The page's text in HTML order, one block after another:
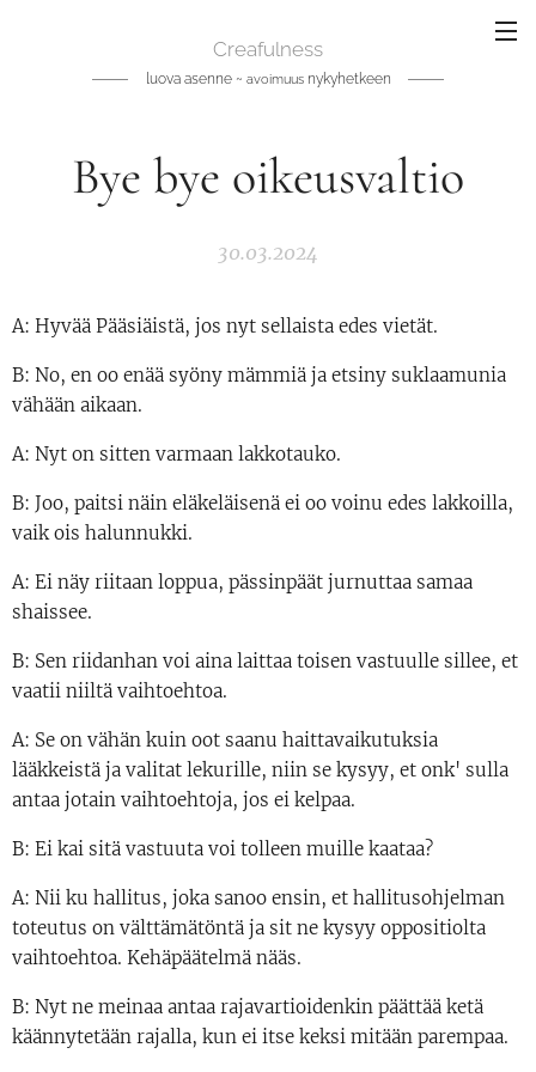
Creafulness
luova asenne ~ avoimuusnykyhetkeen
Bye bye oikeusvaltio
30.03.2024
A: Hyvää Pääsiäistä, jos nyt sellaista edes vietät.
B: No, en oo enää syöny mämmiä ja etsiny suklaamunia
vähään aikaan.
A: Nyt on sitten varmaan lakkotauko.
B: Joo, paitsi näin eläkeläisenä ei oo voinu edes lakkoilla,
vaik ois halunnukki.
A: Ei näy riitaan loppua, pässinpäät jurnuttaa samaa
shaissee.
B: Sen riidanhan voi aina laittaa toisen vastuulle sillee, et
vaatii niiltä vaihtoehtoa.
A: Se on vähän kuin oot saanu haittavaikutuksia
lääkkeistä ja valitat lekurille, niin se kysyy, et onk' sulla
antaa jotain vaihtoehtoja, jos ei kelpaa.
B: Ei kai sitä vastuuta voi tolleen muille kaataa?
A: Nii ku hallitus, joka sanoo ensin, et hallitusohjelman
toteutus on välttämätöntä ja sit ne kysyy oppositiolta
vaihtoehtoa. Kehäpäätelmä nääs.
B: Nyt ne meinaa antaa rajavartioidenkin päättää ketä
käännytetään rajalla, kun ei itse keksi mitään parempaa.